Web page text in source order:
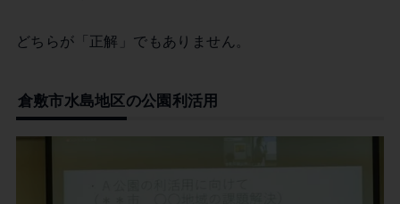
どちらが「正解」でもありません。
倉敷市水島地区の公園利活用